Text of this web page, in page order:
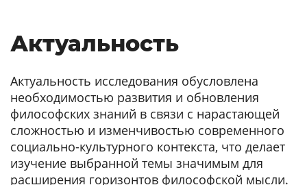
Актуальность
Актуальность исследования обусловлена
необходимостью развития и обновления
философских знаний в связи с нарастающей
сложностью и изменчивостью современного
социально-культурного контекста, что делает
изучение выбранной темы значимым для
расширения горизонтов философской мысли.